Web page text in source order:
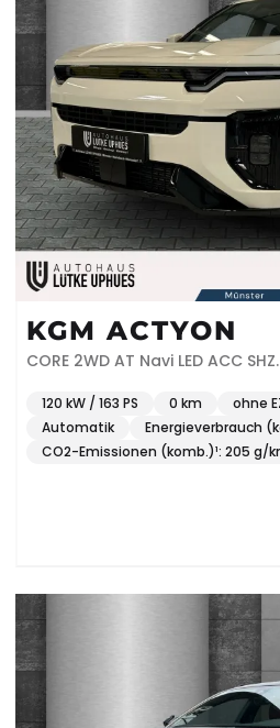
KGM ACTYON
CORE 2WD AT Navi LED ACC
120 kW / 163 PS 0 km ohne
Automatik
Energieverbrauch
CO2-Emissionen (komb.)¹: 205 g/